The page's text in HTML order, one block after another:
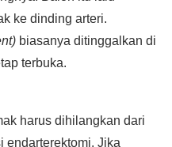
ke dinding arteri.
biasanya ditinggalkan di
terbuka.
harus dihilangkan dari
endarterektomi. Jika